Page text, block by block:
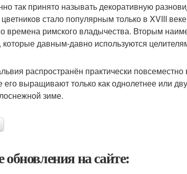
так принято называть декоративную
стало популярным только в XVIII
времена римского владычества. Вторым
давным-давно используются
распространён практически
его выращивают только как однолетнее или
зиме.
на сайте: